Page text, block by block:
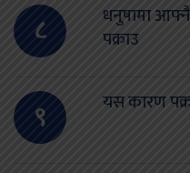
८
धनुषामा आफ्नै
पक्राउ
९ यस कारण